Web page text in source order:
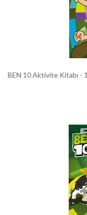
BEN 10 Aktivite Kitabı - 1